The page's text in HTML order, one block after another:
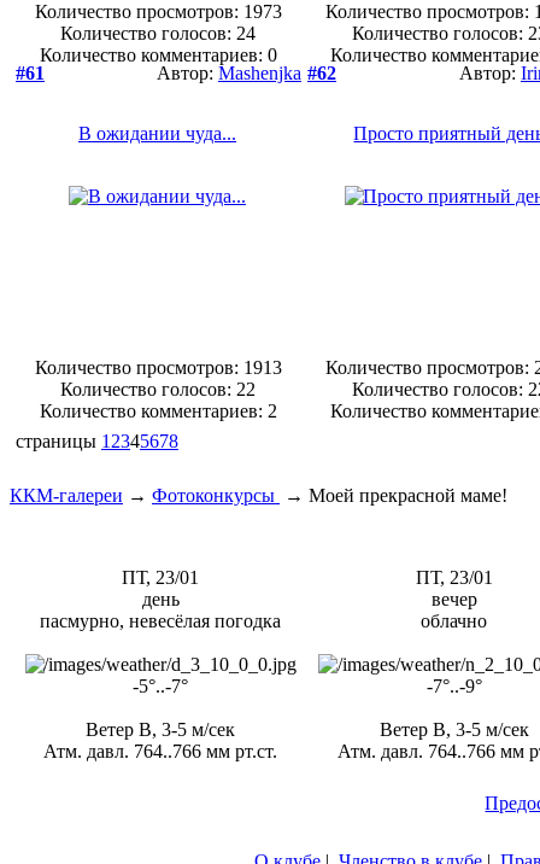
Количество просмотров: 1973
Количество голосов: 24
Количество комментариев: 0
Количество просмотров:
Количество голосов:
Количество
#61
Автор: Mashenjka
В ожидании чуда...
Количество просмотров: 1913
Количество голосов: 22
Количество комментариев: 2
#62 Автор:
Просто приятный
Количество просмотров:
Количество голосов:
Количество
страницы 1 2345678
ККМ-галереи → Фотоконкурсы → Моей прекрасной маме!
ПТ, 23/01
день
пасмурно, невесёлая погодка
-5°..-7°
Ветер В, 3-5 м/сек
Атм. давл. 764..766 мм рт.ст.
ПТ, 23/01
вечер
облачно
-7°..-9°
Ветер В, 3-5 м/сек
Атм. давл. 764..766 мм